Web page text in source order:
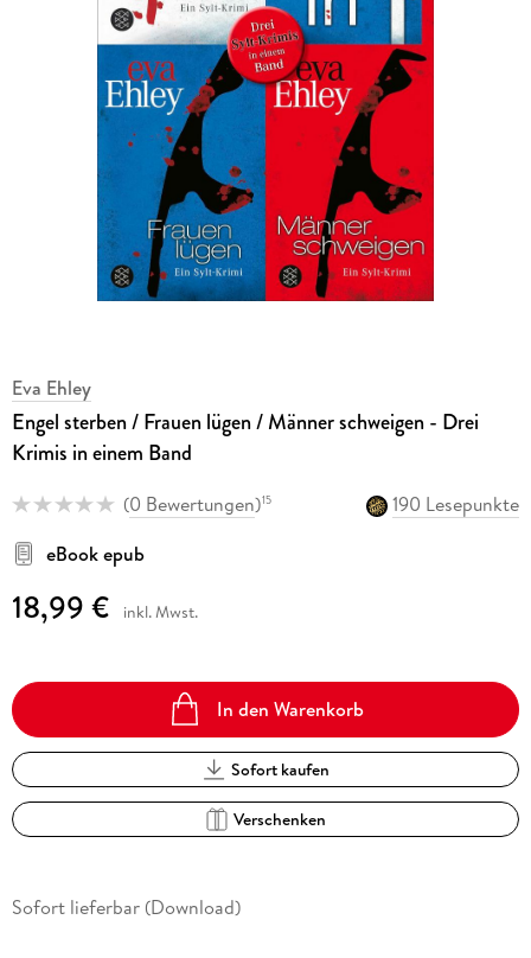
Eva Ehley
Engel sterben / Frauen lügen / Männer schweigen - Drei
Krimis in einem Band
(0 Bewertungen)15
190 Lesepunkte
eBook epub
18,99 € inkl. Mwst.
In den Warenkorb
Sofort kaufen
Verschenken
Sofort lieferbar (Download)